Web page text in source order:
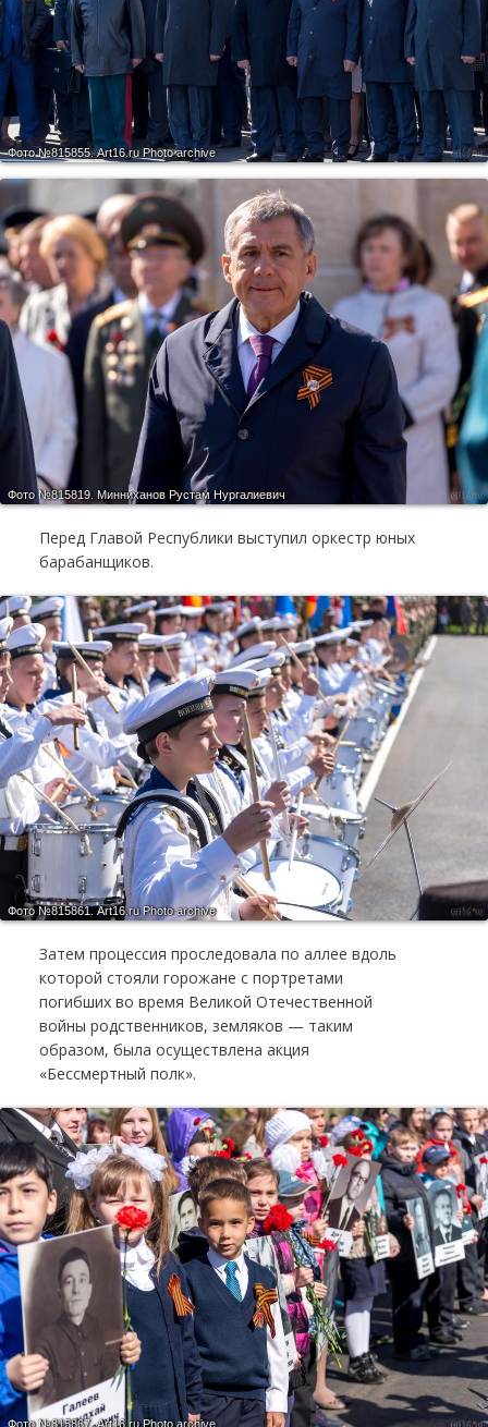
Фото №815855.Art16.ru Photo archive
Фото №815819. Минниханов Рустам Нургалиевич
Перед Главой Республики выступил оркестр юных
барабанщиков.
Фото №815861. Art16.ru Photo archive
Затем процессия проследовала по аллее вдоль
которой стояли горожане с портретами
погибших во время Великой Отечественной
войны родственников, земляков — таким
образом, была осуществлена акция
«Бессмертный полк».
Фото №815867.Art16.ru Photo archive